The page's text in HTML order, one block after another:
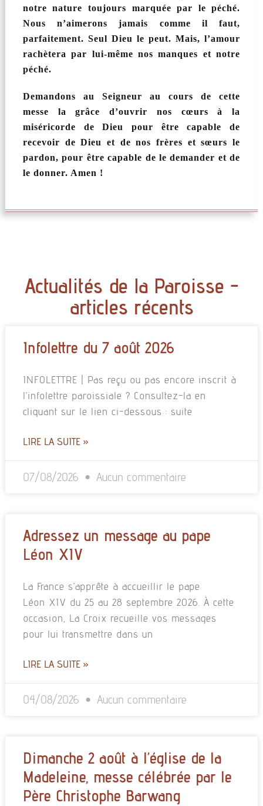
notre nature toujours marquée par le péché.
Nous n’aimerons jamais comme il faut,
parfaitement. Seul Dieu le peut. Mais, l’amour
rachètera par lui-même nos manques et notre
péché.
Demandons au Seigneur au cours de cette
messe la grâce d’ouvrir nos cœurs à la
miséricorde de Dieu pour être capable de
recevoir de Dieu et de nos frères et sœurs le
pardon, pour être capable de le demander et de
le donner. Amen !
Actualités de la Paroisse -
articles récents
Infolettre du 7 août 2026
INFOLETTRE | Pas reçu ou pas encore inscrit à
l’infolettre paroissiale ? Consultez-la en
cliquant sur le lien ci-dessous : suite
LIRE LA SUITE »
07/08/2026 Aucun commentaire
Adressez un message au pape
Léon XIV
La France s’apprête à accueillir le pape
Léon XIV du 25 au 28 septembre 2026. À cette
occasion, La Croix recueille vos messages
pour lui transmettre dans un
LIRE LA SUITE »
04/08/2026 Aucun commentaire
Dimanche 2 août à l’église de la
Madeleine, messe célébrée par le
Père Christophe Barwang